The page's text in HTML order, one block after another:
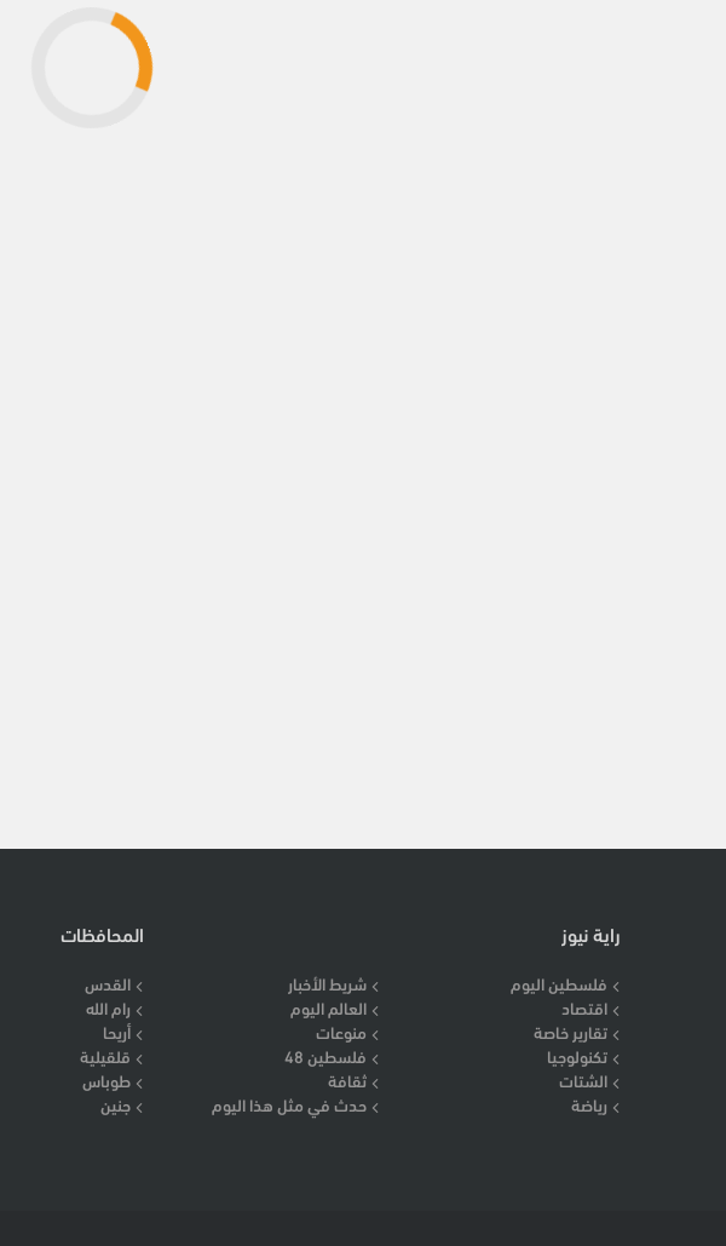
راية نيوز
فلسطين اليوم
شريط الأخبار
اقتصاد
العالم اليوم
تقارير خاصة
منوعات
تكنولوجيا
فلسطين 48
الشتات
ثقافة
رياضة
حدث في مثل هذا اليوم
المحافظات
القدس
رام الله
أريحا
قلقيلية
طوباس
جنين